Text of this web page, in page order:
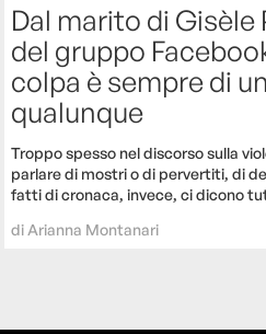
Dal marito di Gisèle
del gruppo
colpa è sempre di
qualunque
Troppo spesso nel discorso sulla
parlare di mostri o di pervertiti, di
fatti di cronaca, invece, ci dicono
di Arianna Montanari